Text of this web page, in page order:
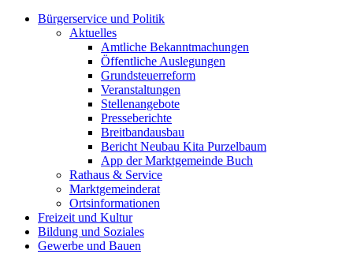
Bürgerservice und Politik
Aktuelles
Amtliche Bekanntmachungen
Öffentliche Auslegungen
Grundsteuerreform
Veranstaltungen
Stellenangebote
Presseberichte
Breitbandausbau
Bericht Neubau Kita Purzelbaum
App der Marktgemeinde Buch
Rathaus & Service
Marktgemeinderat
Ortsinformationen
Freizeit und Kultur
Bildung und Soziales
Gewerbe und Bauen